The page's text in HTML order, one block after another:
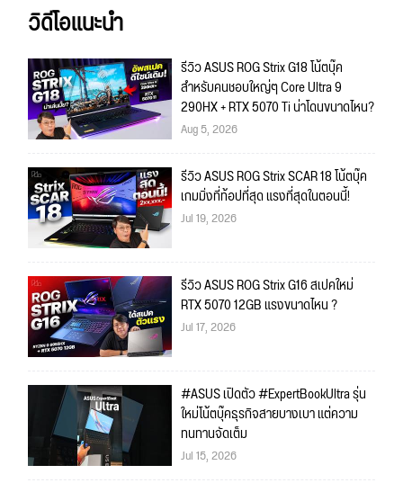
วิดีโอแนะนำ
รีวิว ASUS ROG Strix G18 โน้ตบุ๊ค
สำหรับคนชอบใหญ่ๆ Core Ultra 9
290HX + RTX 5070 Ti น่าโดนขนาดไหน?
Aug 5, 2026
รีวิว ASUS ROG Strix SCAR 18 โน้ตบุ๊ค
เกมมิ่งที่ท้อปที่สุด แรงที่สุดในตอนนี้!
Jul 19, 2026
รีวิว ASUS ROG Strix G16 สเปคใหม่
RTX 5070 12GB แรงขนาดไหน ?
Jul 17, 2026
#ASUS เปิดตัว #ExpertBookUltra รุ่น
ใหม่โน้ตบุ๊คธุรกิจสายบางเบา แต่ความ
ทนทานจัดเต็ม
Jul 15, 2026